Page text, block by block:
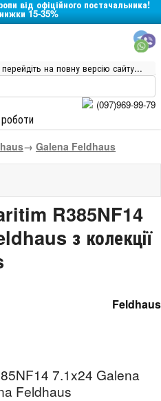
від офіційного постачальника!
15-35%
на повну версію сайту...
(097)969-99-79
→ Galena Feldhaus
R385NF14
з колекції
Feldhaus
7.1x24 Galena
Feldhaus